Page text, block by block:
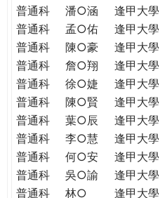
普通科
潘○涵 逢甲大學
普通科
孟○佑 逢甲大學
普通科
陳○豪 逢甲大學
普通科
詹○翔 逢甲大學
普通科
徐○婕 逢甲大學
普通科
陳○賢 逢甲大學
普通科
葉○辰 逢甲大學
普通科
李○慧 逢甲大學
普通科
何○安 逢甲大學
普通科
吳○諭 逢甲大學
普通科
林○ 逢甲大學